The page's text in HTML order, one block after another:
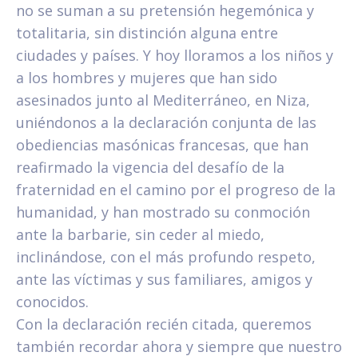
no se suman a su pretensión hegemónica y
totalitaria, sin distinción alguna entre
ciudades y países. Y hoy lloramos a los niños y
a los hombres y mujeres que han sido
asesinados junto al Mediterráneo, en Niza,
uniéndonos a la declaración conjunta de las
obediencias masónicas francesas, que han
reafirmado la vigencia del desafío de la
fraternidad en el camino por el progreso de la
humanidad, y han mostrado su conmoción
ante la barbarie, sin ceder al miedo,
inclinándose, con el más profundo respeto,
ante las víctimas y sus familiares, amigos y
conocidos.
Con la declaración recién citada, queremos
también recordar ahora y siempre que nuestro